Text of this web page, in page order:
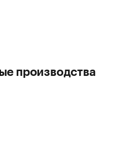
производства